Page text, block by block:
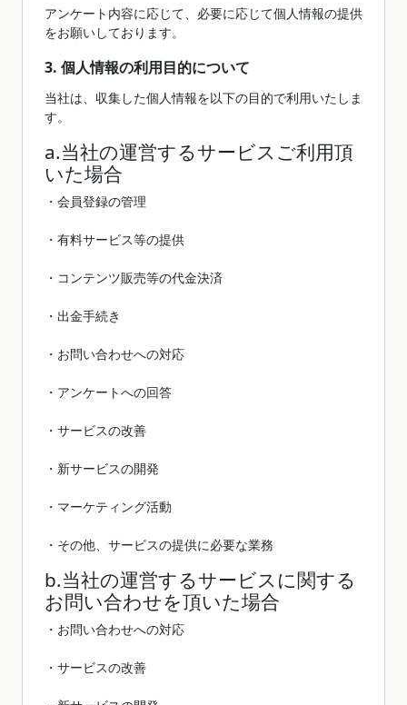
アンケート内容に応じて、必要に応じて個人情報の提供
をお願いしております。
3. 個人情報の利用目的について
当社は、収集した個人情報を以下の目的で利用いたしま
す。
a.当社の運営するサービスご利用頂
いた場合
・会員登録の管理
・有料サービス等の提供
・コンテンツ販売等の代金決済
・出金手続き
・お問い合わせへの対応
・アンケートへの回答
・サービスの改善
・新サービスの開発
・マーケティング活動
・その他、サービスの提供に必要な業務
b.当社の運営するサービスに関する
お問い合わせを頂いた場合
・お問い合わせへの対応
・サービスの改善